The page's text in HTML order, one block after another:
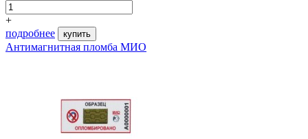
+
подробнее
купить
Антимагнитная пломба МИО